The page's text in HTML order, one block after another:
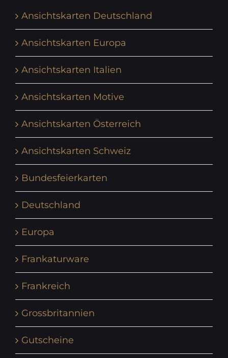
Ansichtskarten Deutschland
Ansichtskarten Europa
Ansichtskarten Italien
Ansichtskarten Motive
Ansichtskarten Österreich
Ansichtskarten Schweiz
Bundesfeierkarten
Deutschland
Europa
Frankaturware
Frankreich
Grossbritannien
Gutscheine